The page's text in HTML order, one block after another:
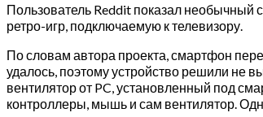
Пользователь Reddit показал необычный
ретро-игр, подключаемую к телевизору.
По словам автора проекта, смартфон
удалось, поэтому устройство решили не
вентилятор от PC, установленный под
контроллеры, мышь и сам вентилятор.